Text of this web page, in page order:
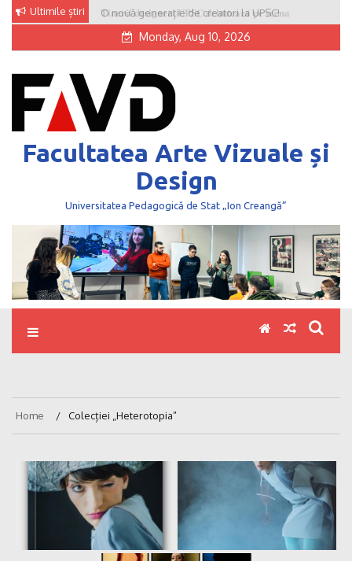
Skip
content
Ultimile știri O nouă generație de creatori la UPSC!
Monday, Aug 10, 2026
Facultatea Arte Vizuale și
Design
Universitatea Pedagogică de Stat „Ion Creangă”
Home Colecției „Heterotopia”